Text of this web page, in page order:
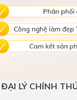
ĐẠI LÝ CHÍNH